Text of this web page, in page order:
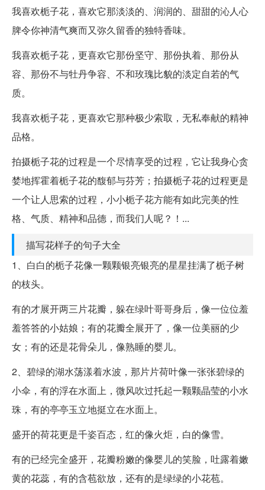
我喜欢栀子花，喜欢它那淡淡的、润润的、甜甜的沁人心
脾令你神清气爽而又弥久留香的独特香味。
我喜欢栀子花，更喜欢它那份坚守、那份执着、那份从
容、那份不与牡丹争容、不和玫瑰比貌的淡定自若的气
质。
我喜欢栀子花，更喜欢它那种极少索取，无私奉献的精神
品格。
拍摄栀子花的过程是一个尽情享受的过程，它让我身心贪
婪地挥霍着栀子花的馥郁与芬芳；拍摄栀子花的过程更是
一个让人思索的过程，小小栀子花方能有如此完美的性
格、气质、精神和品德，而我们人呢？！...
描写花样子的句子大全
1、白白的栀子花像一颗颗银亮银亮的星星挂满了栀子树
的枝头。
有的才展开两三片花瓣，躲在绿叶哥哥身后，像一位位羞
羞答答的小姑娘；有的花瓣全展开了，像一位美丽的少
女；有的还是花骨朵儿，像熟睡的婴儿。
2、碧绿的湖水荡漾着水波，那片片荷叶像一张张碧绿的
小伞，有的浮在水面上，微风吹过托起一颗颗晶莹的小水
珠，有的亭亭玉立地挺立在水面上。
盛开的荷花更是千姿百态，红的像火炬，白的像雪。
有的已经完全盛开，花瓣粉嫩的像婴儿的笑脸，吐露着嫩
黄的花蕊，有的含苞欲放，还有的是绿绿的小花苞。